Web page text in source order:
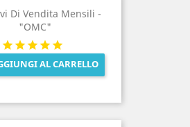
Di Vendita Mensili -
"OMC"
AL CARRELLO